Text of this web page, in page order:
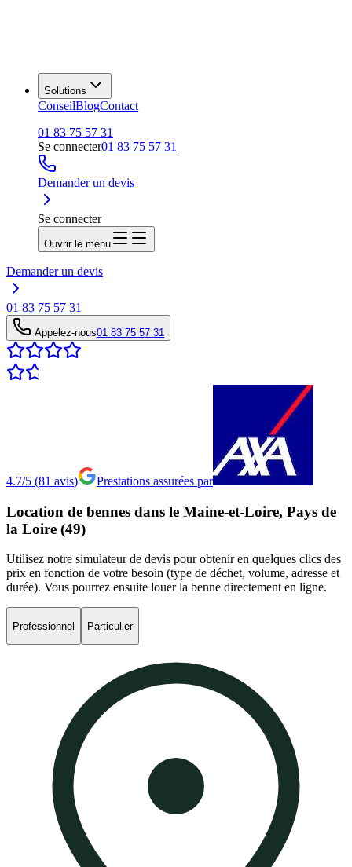
Solutions
ConseilBlogContact
01 83 75 57 31
Se connecter01 83 75 57 31
Demander un devis
Se connecter
Ouvrir le menu
Demander un devis
01 83 75 57 31
Appelez-nous01 83 75 57 31
4.7/5 (81 avis) Prestations assurées par
Location de bennes dans le Maine-et-Loire, Pays de
la Loire (49)
Utilisez notre simulateur de devis pour obtenir en quelques clics des
prix en fonction de votre besoin (type de déchet, volume, adresse et
durée). Vous pourrez ensuite louer la benne directement en ligne.
Professionnel Particulier